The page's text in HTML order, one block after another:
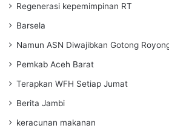
Regenerasi kepemimpinan RT
Barsela
Namun ASN Diwajibkan Gotong
Pemkab Aceh Barat
Terapkan WFH Setiap Jumat
Berita Jambi
keracunan makanan